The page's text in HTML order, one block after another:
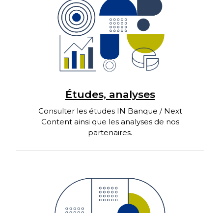
Études, analyses
Consulter les études IN Banque / Next
Content ainsi que les analyses de nos
partenaires.